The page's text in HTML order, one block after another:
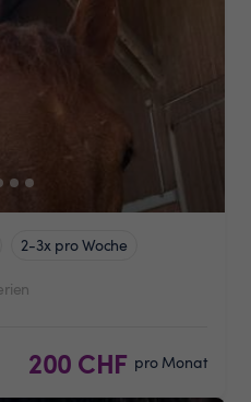
2-3x pro Woche
200 CHF pro Monat